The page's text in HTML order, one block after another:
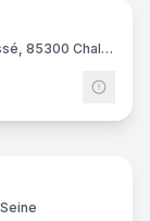
Parc d'Activités Schweitzer, Rue du Bois Fossé, 85300 Challans
10